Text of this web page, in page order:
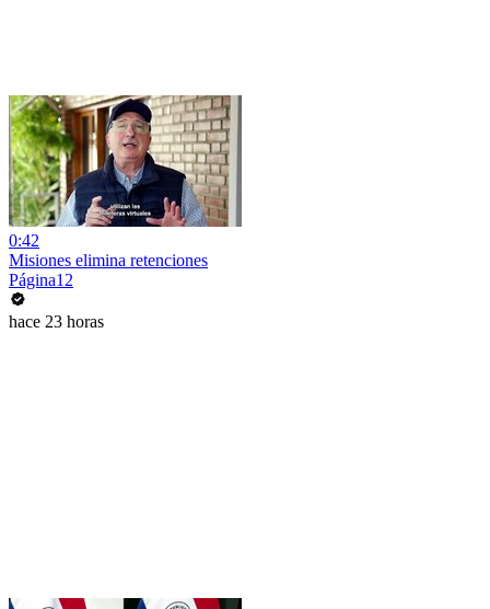
0:42
Misiones elimina retenciones
Página12
hace 23 horas